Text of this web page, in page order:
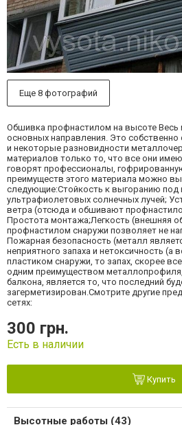
Еще 8 фотографий
Обшивка профнастилом на высоте Весь
основных направления. Это
и некоторые разновидности
материалов только то, что все они
говорят профессионалы,
преимуществ этого материала можно
следующие:Стойкость к выгоранию под
ультрафиолетовых солнечных лучей;
ветра (отсюда и обшивают
Простота монтажа;Легкость (внешняя
профнастилом снаружи позволяет не
Пожарная безопасность (металл
неприятного запаха и нетоксичность (а
пластиком снаружи, то запах, скорее
одним преимуществом
балкона, является то, что последний
загерметизирован.Смотрите другие
сетях:
300 грн.
Есть в наличии
Купить
Высотные работы (43)